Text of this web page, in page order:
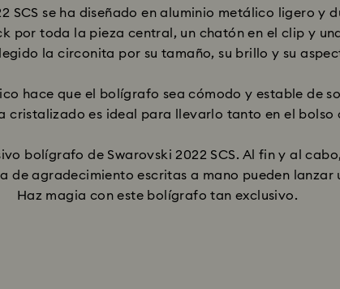
SCS se ha diseñado en aluminio metálico ligero y
por toda la pieza central, un chatón en el clip y
la circonita por su tamaño, su brillo y su
hace que el bolígrafo sea cómodo y estable de
cristalizado es ideal para llevarlo tanto en el bolso
bolígrafo de Swarovski 2022 SCS. Al fin y al
de agradecimiento escritas a mano pueden lanzar
Haz magia con este bolígrafo tan exclusivo.